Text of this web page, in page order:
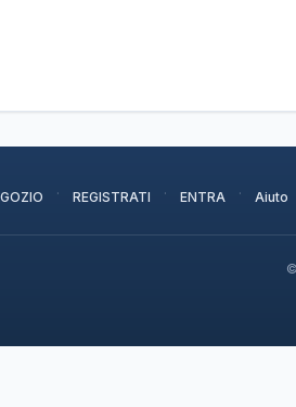
· REGISTRATI · ENTRA · Aiuto